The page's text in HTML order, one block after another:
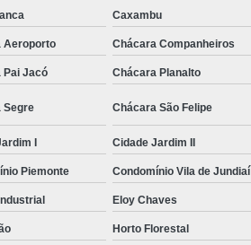
Caxambu
Aeroporto Chácara Companheiros
Pai Jacó Chácara Planalto
Segre Chácara São Felipe
I Cidade Jardim II
Piemonte Condomínio Vila de Jundiaí
Eloy Chaves
Horto Florestal